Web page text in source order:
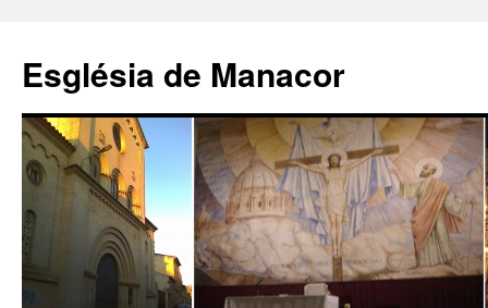
contenido
Església de Manacor